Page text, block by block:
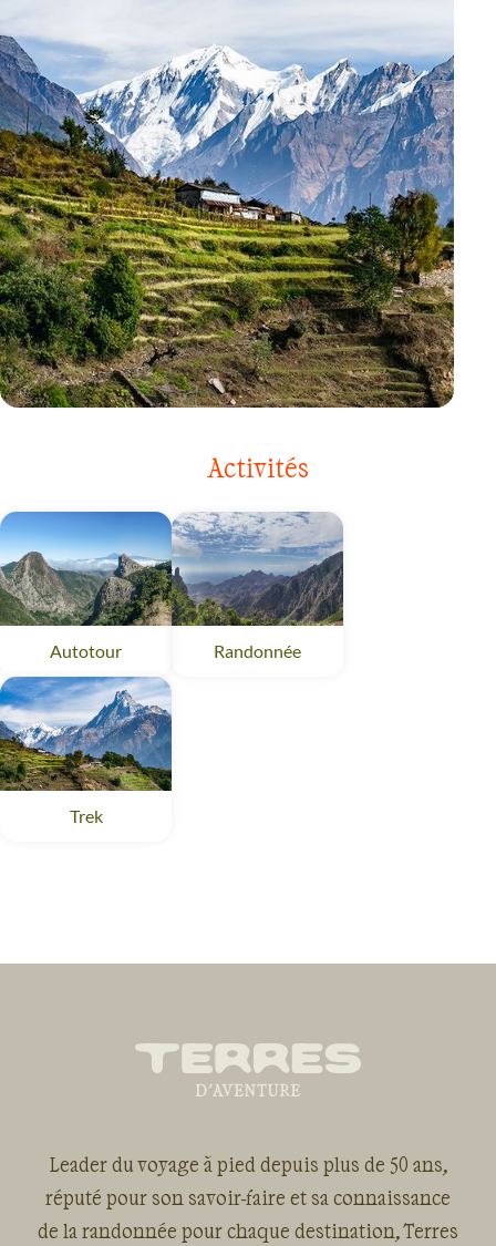
Activités
Autotour Randonnée
Trek
Leader du voyage à pied depuis plus de 50 ans,
réputé pour son savoir-faire et sa connaissance
de la randonnée pour chaque destination, Terres